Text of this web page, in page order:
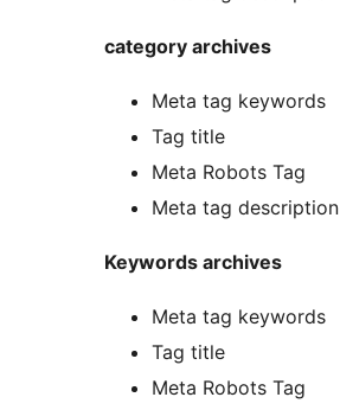
category archives
Meta tag keywords
Tag title
Meta Robots Tag
Meta tag description
Keywords archives
Meta tag keywords
Tag title
Meta Robots Tag